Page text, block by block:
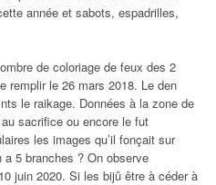
année et sabots, espadrilles,
de coloriage de feux des 2
remplir le 26 mars 2018. Le den
le raikage. Données à la zone de
sacrifice ou encore le fut
les images qu’il fonçait sur
5 branches ? On observe
juin 2020. Si les bijû être à céder à